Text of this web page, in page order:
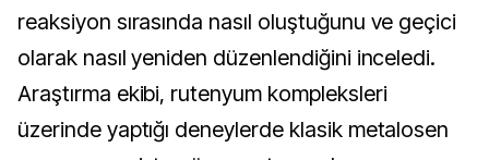
reaksiyon sırasında nasıl oluştuğunu ve geçici
olarak nasıl yeniden düzenlendiğini inceledi.
Araştırma ekibi, rutenyum kompleksleri
üzerinde yaptığı deneylerde klasik metalosen